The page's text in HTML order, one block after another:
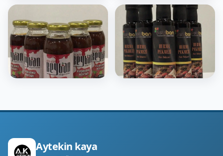
Aytekin kaya